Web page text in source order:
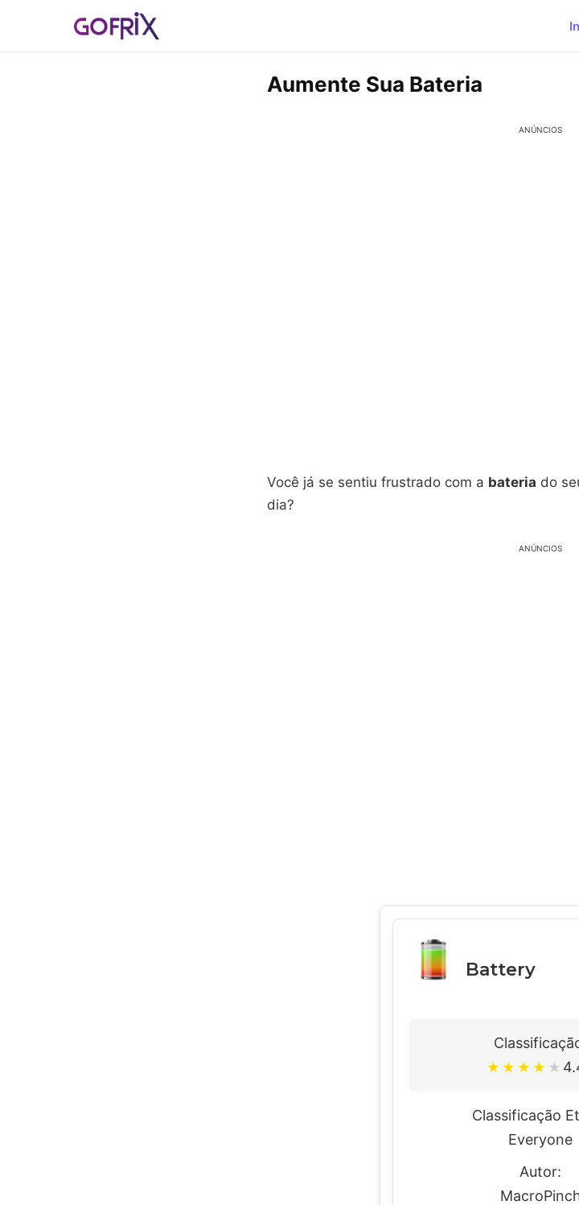
Aumente Sua Bateria
ANÚNCIOS
Você já se sentiu frustrado com a bateria do
dia?
ANÚNCIOS
Battery
★ ★ ★ ★ ★
Classificação
Everyone
Autor: